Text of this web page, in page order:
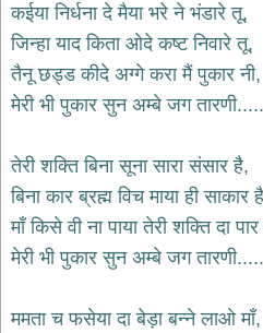
कृष्ण
भजन
krishna
bhajans
शिव
bhajans
हनुमान
भजन
hanuman
bhajans
भजन
कईया निर्धना दे मैया भरे ने भंडारे तू,
जिन्हा याद किता ओदे कष्ट निवारे तू,
तैनू छड्ड कीदे अग्गे करा मैं पुकार नी,
मेरी भी पुकार सुन अम्बे जग तारणी.....
तेरी शक्ति बिना सूना सारा संसार है,
बिना कार ब्रह्म विच माया ही साकार
माँ किसे वी ना पाया तेरी शक्ति दा पार
मेरी भी पुकार सुन अम्बे जग तारणी.....
ममता च फसेया दा बेड़ा बन्ने लाओ माँ,